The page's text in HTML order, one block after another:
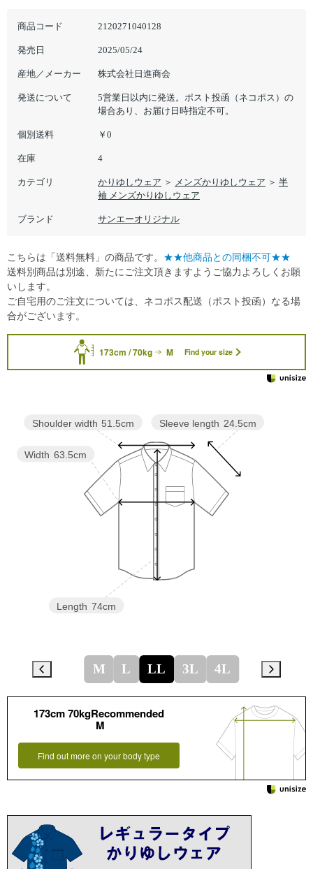
商品コード 2120271040128
発売日 2025/05/24
産地／メーカー 株式会社日進商会
発送について
5営業日以内に発送。ポスト投函（ネコポス）の
場合あり、お届け日時指定不可。
個別送料 ￥0
在庫 4
カテゴリ かりゆしウェア ＞ メンズかりゆしウェア ＞ 半
袖 メンズかりゆしウェア
ブランド サンエーオリジナル
173cm / 70kg M Find your size
Sleeve length 24.5cm
Length 74cm
Width 63.5cm
Shoulder width 51.5cm
M L LL 3L 4L
173cm 70kgRecommended
M
Find out more on your body type
こちらは「送料無料」の商品です。 ★★他商品との同梱不可★★
送料別商品は別途、新たにご注文頂きますようご協力よろしくお願
いします。
ご自宅用のご注文については、ネコポス配送（ポスト投函）なる場
合がございます。